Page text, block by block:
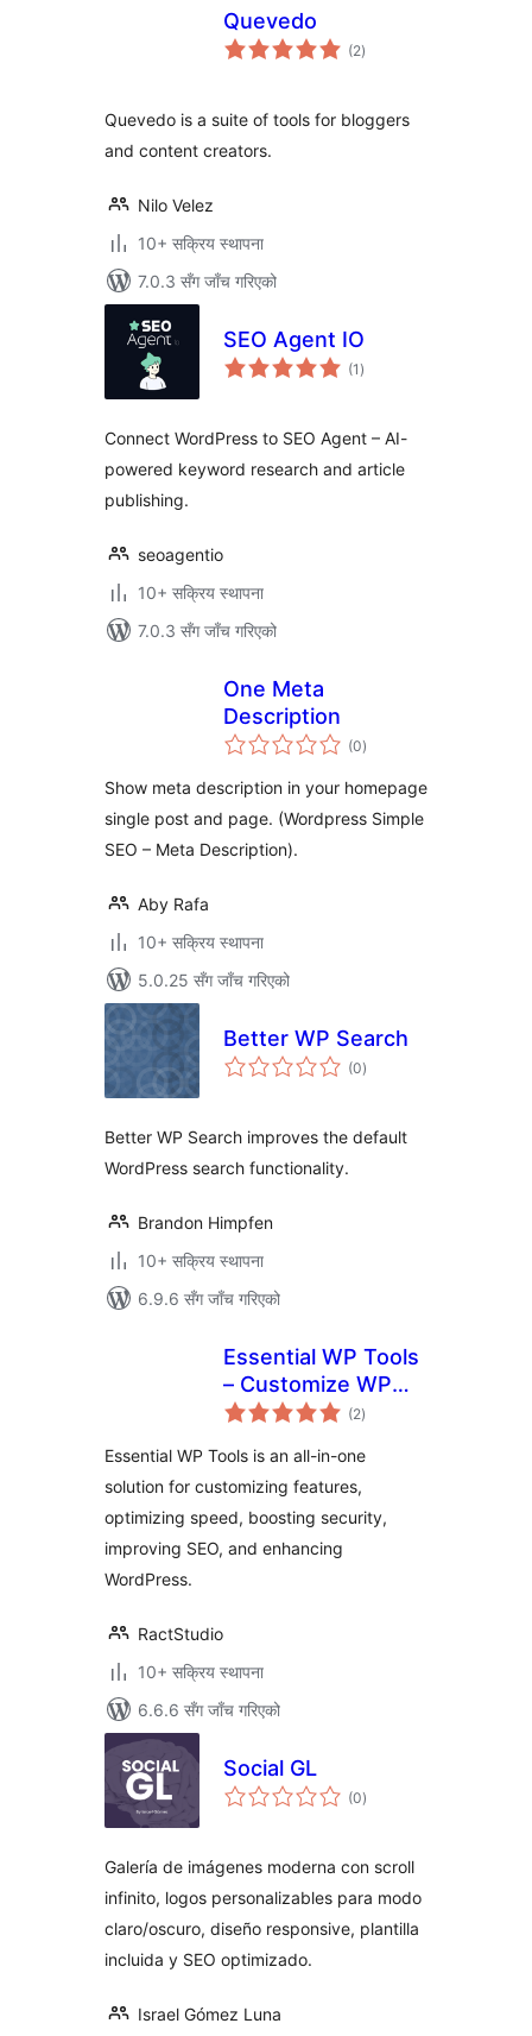
Quevedo
(2कुल
रेटिङ्गहरू
)
Quevedo is a suite of tools for bloggers
and content creators.
Nilo Velez
10+ सक्रिय स्थापना
7.0.3 सँग जाँच गरिएको
SEO Agent IO
(1 कुल
रेटिङ्गहरू
)
Connect WordPress to SEO Agent – AI-
powered keyword research and article
publishing.
seoagentio
10+ सक्रिय स्थापना
7.0.3 सँग जाँच गरिएको
One Meta
Description
(0कुल
रेटिङ्गहरू
)
Show meta description in your homepage
single post and page. (Wordpress Simple
SEO – Meta Description).
Aby Rafa
10+ सक्रिय स्थापना
5.0.25 सँग जाँच गरिएको
Better WP Search
(0कुल
रेटिङ्गहरू
)
Better WP Search improves the default
WordPress search functionality.
Brandon Himpfen
10+ सक्रिय स्थापना
6.9.6 सँग जाँच गरिएको
Essential WP Tools
– Customize WP
Features, Security,
Buttons, Ad,
Maintenance &
much more
(2कुल
रेटिङ्गहरू
)
Essential WP Tools is an all-in-one
solution for customizing features,
optimizing speed, boosting security,
improving SEO, and enhancing
WordPress.
RactStudio
10+ सक्रिय स्थापना
6.6.6 सँग जाँच गरिएको
Social GL
(0कुल
रेटिङ्गहरू
)
Galería de imágenes moderna con scroll
infinito, logos personalizables para modo
claro/oscuro, diseño responsive, plantilla
incluida y SEO optimizado.
Israel Gómez Luna